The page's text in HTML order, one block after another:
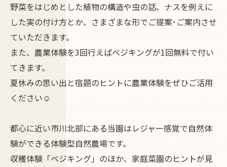
野菜をはじめとした植物の構造や虫の話、ナスを例えに
した実の付け方とか、さまざまな形でご提案･ご案内させ
ていただきます。
また、農業体験を3回行えばベジキングが1回無料で付い
てきます。
夏休みの思い出と宿題のヒントに農業体験をぜひご活用
ください☺️
都心に近い市川北部にある当園はレジャー感覚で自然体
験ができる体験型自然農場です。
収穫体験「ベジキング」のほか、家庭菜園のヒントが見